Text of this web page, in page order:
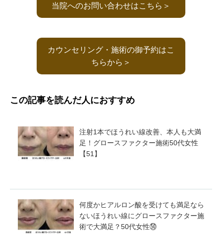
当院へのお問い合わせはこちら＞
カウンセリング・施術の御予約はこ
ちらから＞
この記事を読んだ人におすすめ
注射1本でほうれい線改善、本人も大満
足！グロースファクター施術50代女性
【51】
何度かヒアルロン酸を受けても満足なら
ないほうれい線にグロースファクター施
術で大満足？50代女性㊿